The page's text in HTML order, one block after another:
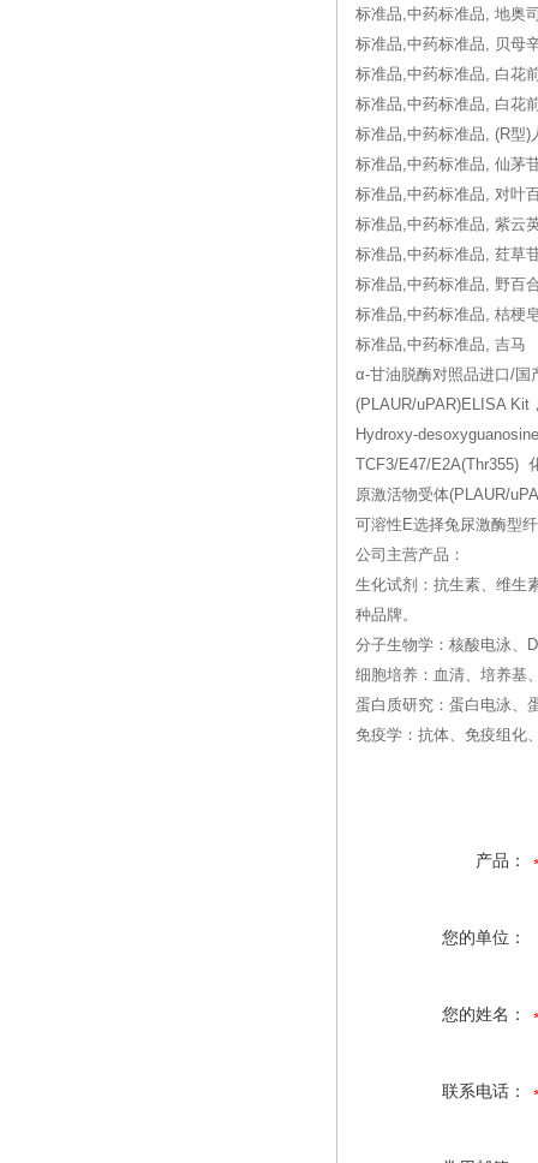
标准品,中药标准品, 地奥
标准品,中药标准品, 贝母
标准品,中药标准品, 白花
标准品,中药标准品, 白花
标准品,中药标准品, (R型)
标准品,中药标准品, 仙茅
标准品,中药标准品, 对叶
标准品,中药标准品, 紫云
标准品,中药标准品, 荭草
标准品,中药标准品, 野百
标准品,中药标准品, 桔梗
标准品,中药标准品, 吉马
α-甘油脱酶对照品进口/
(PLAUR/uPAR)ELISA Kit
Hydroxy-
TCF3/E47/E2A(Thr355)
原激活物受体(PLAUR/
可溶性E选择兔尿激酶型
公司主营产品：
生化试剂：抗生素、维生
种品牌。
分子生物学：核酸电泳、
细胞培养：血清、培养基
蛋白质研究：蛋白电泳、
免疫学：抗体、免疫组化
产品：
您的单位：
您的姓名：
联系电话：